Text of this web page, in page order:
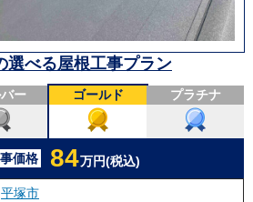
選べる屋根工事プラン
ー ゴールド プラチナ
価格 84万円(税込)
平塚市